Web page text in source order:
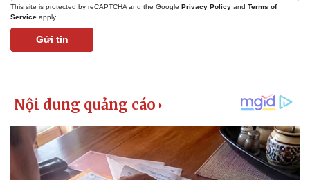
This site is protected by reCAPTCHA and the Google Privacy Policy and Terms of
Service apply.
Gửi tin